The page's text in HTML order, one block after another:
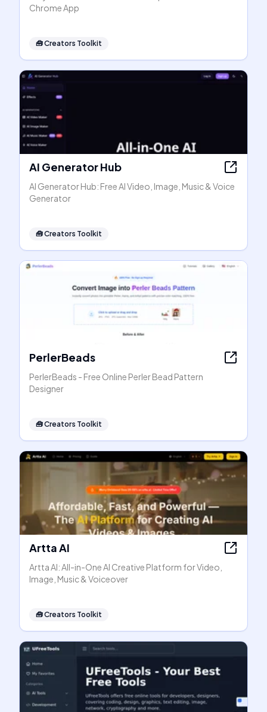
Chrome App
🧰Creators Toolkit
AI Generator Hub
AI Generator Hub: Free AI Video, Image, Music & Voice
Generator
🧰Creators Toolkit
PerlerBeads
PerlerBeads - Free Online Perler Bead Pattern
Designer
🧰Creators Toolkit
Artta AI
Artta AI: All-in-One AI Creative Platform for Video,
Image, Music & Voiceover
🧰Creators Toolkit